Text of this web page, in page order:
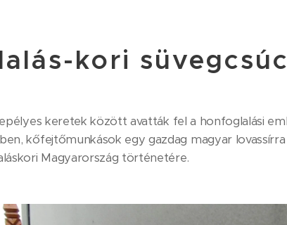
kori
keretek között avatták fel a honfoglalási
kőfejtőmunkások egy gazdag magyar
Magyarország történetére.